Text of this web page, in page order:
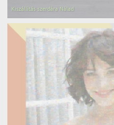
Kiszállítás szerdára Nálad